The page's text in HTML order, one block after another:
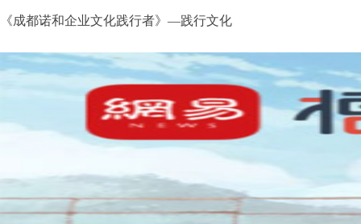
《成都诺和企业文化践行者》—践行文化